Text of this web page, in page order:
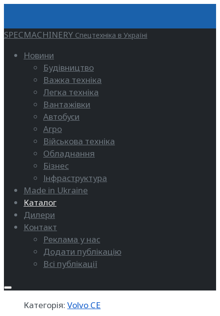
SPECMACHINERY Спецтехніка в Україні
Новини
Будівництво
Важка техніка
Легка техніка
Вантажівки
Автобуси
Агро
Військова техніка
Обладнання
Бізнес
Інфраструктура
Made in Ukraine
Каталог
Дилери
Контакт
Реклама у нас
Додати публікацію
Всі публікації
Категорія: Volvo CE